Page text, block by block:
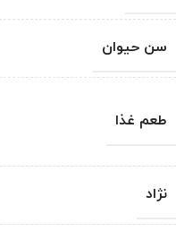
سن حیوان
طعم غذا
نژاد